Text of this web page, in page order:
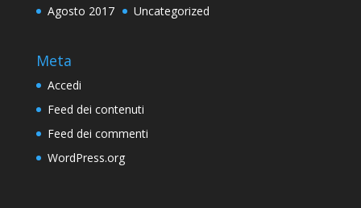
Agosto 2017
Uncategorized
Meta
Accedi
Feed dei contenuti
Feed dei commenti
WordPress.org